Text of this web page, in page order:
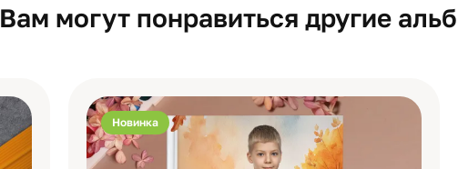
Вам могут понравиться другие
Новинка